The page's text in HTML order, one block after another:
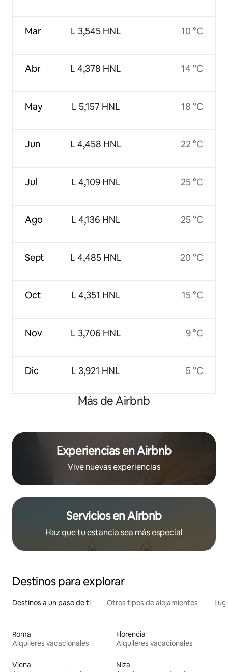
Mar
Abr
May
Jun
Jul
Ago
Sept
Oct
Nov
Dic
L 3,545 HNL
L 4,378 HNL
L 5,157 HNL
L 4,458 HNL
L 4,109 HNL
L 4,136 HNL
L 4,485 HNL
L 4,351 HNL
L 3,706 HNL
L 3,921 HNL
10 °C
14 °C
18 °C
22 °C
25 °C
25 °C
20 °C
15 °C
9 °C
5 °C
Más de Airbnb
Experiencias en Airbnb
Vive nuevas experiencias
Servicios en Airbnb
Haz que tu estancia sea más especial
Destinos para explorar
Destinos a un paso de ti Otros tipos de alojamientos
Roma
Alquileres vacacionales
Florencia
Alquileres vacacionales
Viena
Niza